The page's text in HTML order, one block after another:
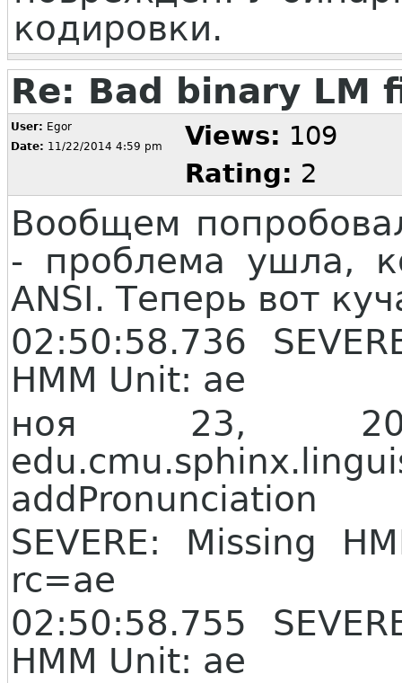
кодировки.
Re: Bad binary LM
User: Egor
Date: 11/22/2014 4:59 pm Views: 109
Rating: 2
Вообщем
- проблема ушла,
ANSI. Теперь вот
02:50:58.736
HMM Unit: ae
ноя 23,
addPronunciation
SEVERE: Missing
rc=ae
02:50:58.755
HMM Unit: ae